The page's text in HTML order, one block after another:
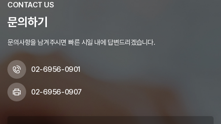
CONTACT US
문의하기
문의사항을 남겨주시면 빠른 시일 내에 답변드리겠습니다.
02-6956-0901
02-6956-0907